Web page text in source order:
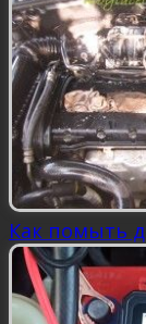
Как помыть